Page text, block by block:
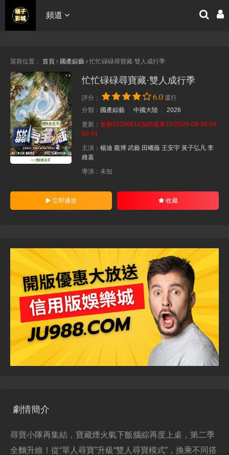
頻道
當前位置： 首頁 國產綜藝 忙忙碌碌尋寶藏·雙人成行季
忙忙碌碌尋寶藏·雙人成行季
評分： 6.0 還行
分類： 國產綜藝 中國大陸
2026
更新： 更新20260618加時篇果TV/2026-08-06 04:
00:44
主演： 楊迪 龐博 武藝 田曦薇 王安宇 黃子弘凡 李
維嘉
導演： 未知
立即播放 收藏
劇情簡介
尋寶小隊再集結，寶藏煙火氣下飯腦綜再度上桌，第二季
全麵升維！從“單人尋寶”升級“雙人尋寶模式”，換乘不同搭